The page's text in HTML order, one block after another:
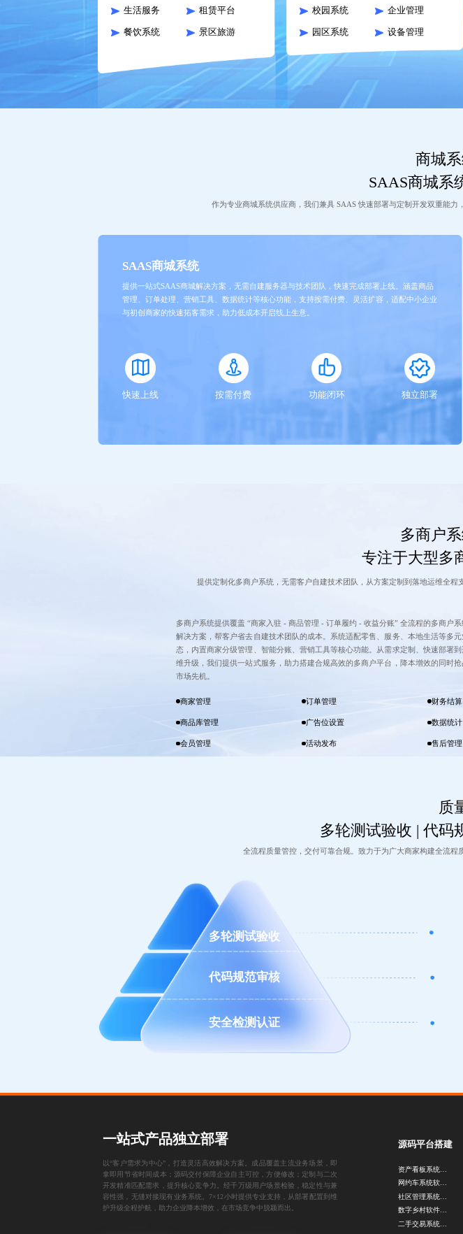
生活服务 租赁平台
餐饮系统 景区旅游
校园系统 企业管理
园区系统 设备管理
商城
SAAS商城系
作为专业商城系统供应商，我们兼具 SAAS 快速部署与定制开发双重能
SAAS商城系统
提供一站式SAAS商城解决方案，无需自建服务器与技术团队，快速完成部署上线。涵盖商品
管理、订单处理、营销工具、数据统计等核心功能，支持按需付费、灵活扩容，适配中小企业
与初创商家的快速拓客需求，助力低成本开启线上生意。
快速上线 按需付费 功能闭环 独立部署
多商户
专注于大型多
提供定制化多商户系统，无需客户自建技术团队，从方案定制到落地运维全
多商户系统提供覆盖 “商家入驻 - 商品管理 - 订单履约 - 收益分账” 全流程的多商户系
解决方案，帮客户省去自建技术团队的成本。系统适配零售、服务、本地生活等多元
态，内置商家分级管理、智能分账、营销工具等核心功能。从需求定制、快速部署到
维升级，我们提供一站式服务，助力搭建合规高效的多商户平台，降本增效的同时抢
市场先机。
商家管理 订单管理 财务结算
商品库管理 广告位设置 数据统计
会员管理 活动发布 售后管理
质
多轮测试验收 | 代码
全流程质量管控，交付可靠合规。致力于为广大商家构建全流
多轮测试验收
代码规范审核
安全检测认证
一站式产品独立部署
以“客户需求为中心”，打造灵活高效解决方案。成品覆盖主流业务场景，即
拿即用节省时间成本；源码交付保障企业自主可控，方便修改；定制与二次
开发精准匹配需求，提升核心竞争力。经千万级用户场景检验，稳定性与兼
容性强，无缝对接现有业务系统。7×12小时提供专业支持，从部署配置到维
护升级全程护航，助力企业降本增效，在市场竞争中脱颖而出。
源码平台搭建
资产看板系统源码
网约车系统软件开发
社区管理系统开发
数字乡村软件开发
二手交易系统开发